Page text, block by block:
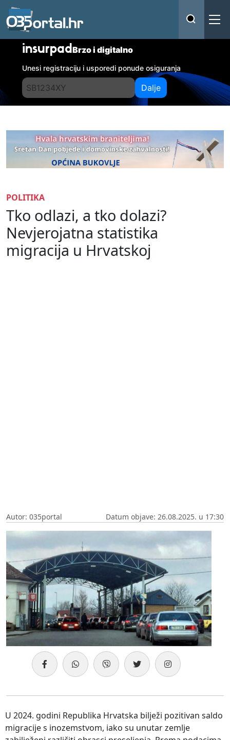
insurpadBrzo i digitalno
Unesi registraciju i usporedi ponude osiguranja
Dalje
POLITIKA
Tko odlazi, a tko dolazi?
Nevjerojatna statistika
migracija u Hrvatskoj
Autor: 035portal Datum objave: 26.08.2025. u 17:30
U 2024. godini Republika Hrvatska bilježi pozitivan saldo
migracije s inozemstvom, iako su unutar zemlje